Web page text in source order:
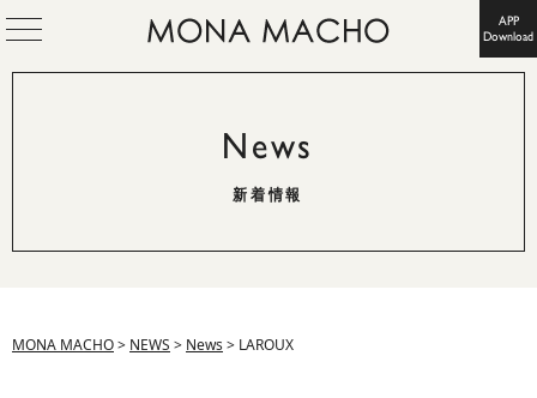
APP
Download
News
新着情報
MONA MACHO> NEWS > News > LAROUX